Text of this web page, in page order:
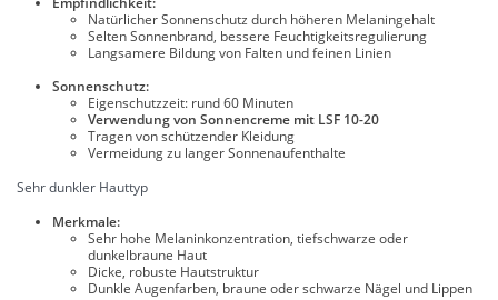
Natürlicher Sonnenschutz durch höheren Melaningehalt
Selten Sonnenbrand, bessere Feuchtigkeitsregulierung
Langsamere Bildung von Falten und feinen Linien
Sonnenschutz:
Eigenschutzzeit: rund 60 Minuten
Verwendung von Sonnencreme mit LSF 10-20
Tragen von schützender Kleidung
Vermeidung zu langer Sonnenaufenthalte
Sehr dunkler Hauttyp
Merkmale:
Sehr hohe Melaninkonzentration, tiefschwarze oder
dunkelbraune Haut
Dicke, robuste Hautstruktur
Dunkle Augenfarben, braune oder schwarze Nägel und Lippen